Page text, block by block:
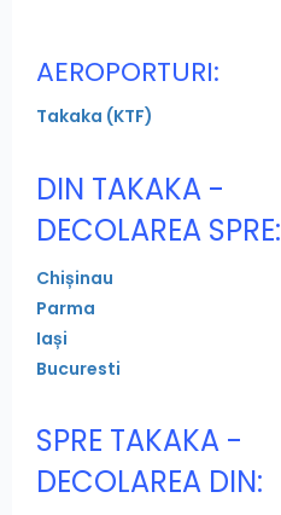
AEROPORTURI:
Takaka (KTF)
DIN TAKAKA -
DECOLAREA SPRE:
Chișinau
Parma
Iași
Bucuresti
SPRE TAKAKA -
DECOLAREA DIN: